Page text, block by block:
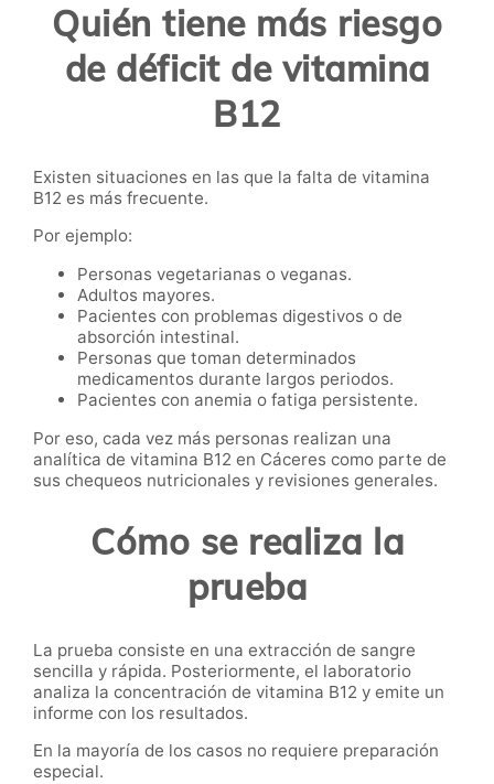
Quién tiene más riesgo
de déficit de vitamina
B12
Existen situaciones en las que la falta de vitamina
B12 es más frecuente.
Por ejemplo:
Personas vegetarianas o veganas.
Adultos mayores.
Pacientes con problemas digestivos o de
absorción intestinal.
Personas que toman determinados
medicamentos durante largos periodos.
Pacientes con anemia o fatiga persistente.
Por eso, cada vez más personas realizan una
analítica de vitamina B12 en Cáceres como parte de
sus chequeos nutricionales y revisiones generales.
Cómo se realiza la
prueba
La prueba consiste en una extracción de sangre
sencilla y rápida. Posteriormente, el laboratorio
analiza la concentración de vitamina B12 y emite un
informe con los resultados.
En la mayoría de los casos no requiere preparación
especial.